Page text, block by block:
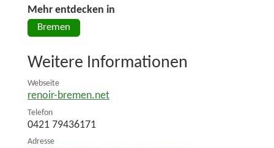
Mehr entdecken in
Bremen
Weitere Informationen
Webseite
renoir-bremen.net
Telefon
0421 79436171
Adresse